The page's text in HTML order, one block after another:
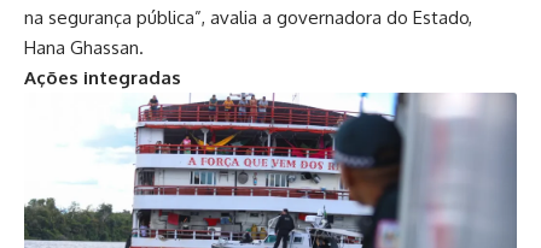
na segurança pública”, avalia a governadora do Estado,
Hana Ghassan.
Ações integradas